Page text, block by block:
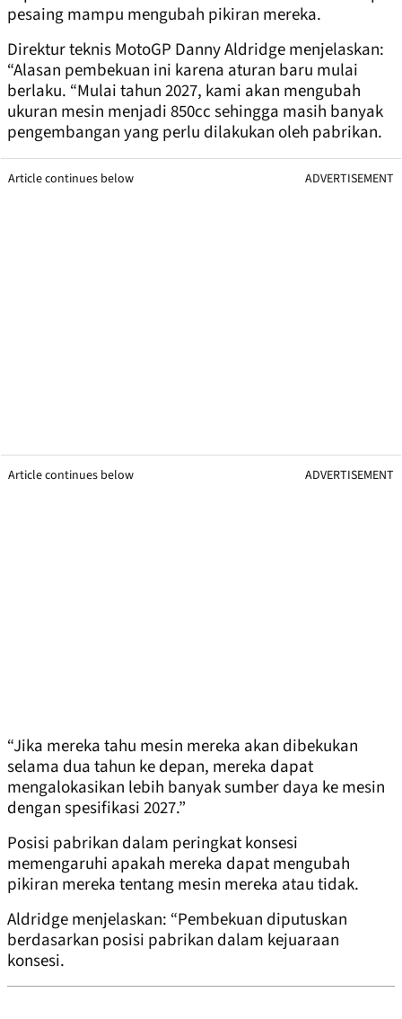
pesaing mampu mengubah pikiran mereka.
Direktur teknis MotoGP Danny Aldridge menjelaskan:
“Alasan pembekuan ini karena aturan baru mulai
berlaku. “Mulai tahun 2027, kami akan mengubah
ukuran mesin menjadi 850cc sehingga masih banyak
pengembangan yang perlu dilakukan oleh pabrikan.
Article continues below ADVERTISEMENT
Article continues below ADVERTISEMENT
“Jika mereka tahu mesin mereka akan dibekukan
selama dua tahun ke depan, mereka dapat
mengalokasikan lebih banyak sumber daya ke mesin
dengan spesifikasi 2027.”
Posisi pabrikan dalam peringkat konsesi
memengaruhi apakah mereka dapat mengubah
pikiran mereka tentang mesin mereka atau tidak.
Aldridge menjelaskan: “Pembekuan diputuskan
berdasarkan posisi pabrikan dalam kejuaraan
konsesi.